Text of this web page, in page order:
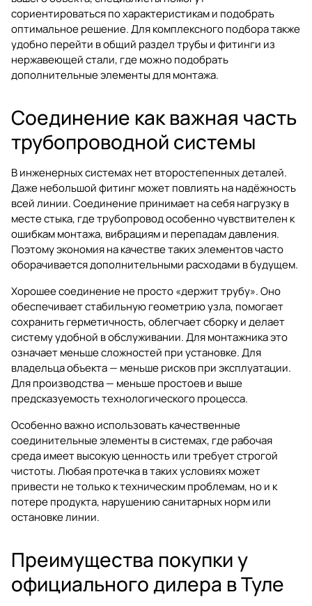
сориентироваться по характеристикам и подобрать
оптимальное решение. Для комплексного подбора также
удобно перейти в общий разделтрубы и фитинги из
нержавеющей стали, где можно подобрать
дополнительные элементы для монтажа.
Соединение как важная часть
трубопроводной системы
В инженерных системах нет второстепенных деталей.
Даже небольшой фитинг может повлиять на надёжность
всей линии. Соединение принимает на себя нагрузку в
месте стыка, где трубопровод особенно чувствителен к
ошибкам монтажа, вибрациям и перепадам давления.
Поэтому экономия на качестве таких элементов часто
оборачивается дополнительными расходами в будущем.
Хорошее соединение не просто «держит трубу». Оно
обеспечивает стабильную геометрию узла, помогает
сохранить герметичность, облегчает сборку и делает
систему удобной в обслуживании. Для монтажника это
означает меньше сложностей при установке. Для
владельца объекта — меньше рисков при эксплуатации.
Для производства — меньше простоев и выше
предсказуемость технологического процесса.
Особенно важно использовать качественные
соединительные элементы в системах, где рабочая
среда имеет высокую ценность или требует строгой
чистоты. Любая протечка в таких условиях может
привести не только к техническим проблемам, но и к
потере продукта, нарушению санитарных норм или
остановке линии.
Преимущества покупки у
официального дилера в Туле